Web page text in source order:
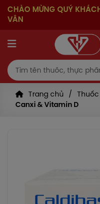
CHÀO MỪNG QUÝ
VÂN
Trang chủ
Canxi & Vitamin D